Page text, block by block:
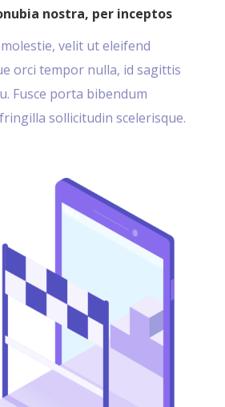
nostra, per inceptos
velit ut eleifend
orci tempor nulla, id sagittis
Fusce porta bibendum
sollicitudin scelerisque.